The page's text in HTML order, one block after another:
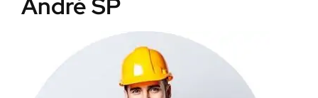
André SP